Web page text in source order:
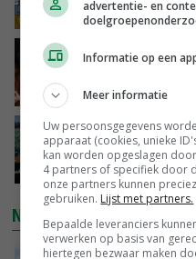
GISTEREN, 15:33
Vlaamse
GISTEREN, 15:20
‘Cijfer jezelf
je gelukkig
GISTEREN, 13:31
NIEUWSTE VIDEO'S
POAH!: John
advertentie- en
Informatie op een
Meer informatie
Uw persoonsgegevens
apparaat (cookies, unieke
kan worden opgeslagen
4 partners of specifiek door
onze partners kunnen
gebruiken. Lijst met partners.
Bepaalde leveranciers
verwerken op basis van
hiertegen bezwaar maken